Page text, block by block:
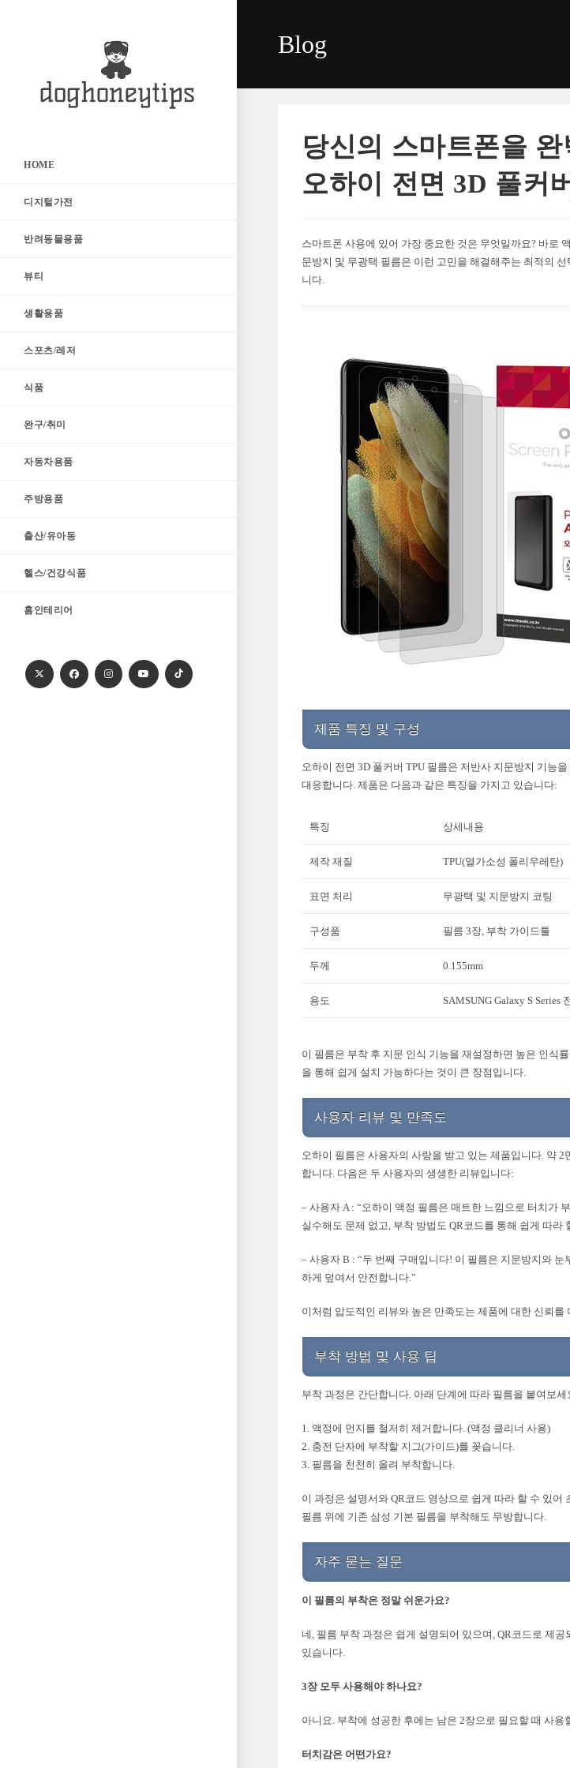
HOME
디지털가전
반려동물용품
뷰티
생활용품
스포츠/레저
식품
완구/취미
자동차용품
주방용품
출산/유아동
헬스/건강식품
홈인테리어
Blog
당신의 스마트폰을
오하이 전면 3D 풀커
스마트폰 사용에 있어 가장 중요한 것은 무엇일까요? 바로
문방지 및 무광택 필름은 이런 고민을 해결해주는 최적의
니다.
제품 특징 및 구성
오하이 전면 3D 풀커버 TPU 필름은 저반사 지문방지 기능
대응합니다. 제품은 다음과 같은 특징을 가지고 있습니다:
특징 상세내용
제작 재질 TPU(열가소성 폴리우레탄)
표면 처리 무광택 및 지문방지 코팅
구성품 필름 3장, 부착 가이드툴
두께 0.155mm
용도 SAMSUNG Galaxy S Series
이 필름은 부착 후 지문 인식 기능을 재설정하면 높은 인식
을 통해 쉽게 설치 가능하다는 것이 큰 장점입니다.
사용자 리뷰 및 만족도
오하이 필름은 사용자의 사랑을 받고 있는 제품입니다. 약
합니다. 다음은 두 사용자의 생생한 리뷰입니다:
– 사용자 A : “오하이 액정 필름은 매트한 느낌으로 터치가
실수해도 문제 없고, 부착 방법도 QR코드를 통해 쉽게 따라
– 사용자 B : “두 번째 구매입니다! 이 필름은 지문방지와
하게 덮여서 안전합니다.”
이처럼 압도적인 리뷰와 높은 만족도는 제품에 대한 신뢰를
부착 방법 및 사용 팁
부착 과정은 간단합니다. 아래 단계에 따라 필름을 붙여보세
1. 액정에 먼지를 철저히 제거합니다. (액정 클리너 사용)
2. 충전 단자에 부착할 지그(가이드)를 꽂습니다.
3. 필름을 천천히 올려 부착합니다.
이 과정은 설명서와 QR코드 영상으로 쉽게 따라 할 수 있
필름 위에 기존 삼성 기본 필름을 부착해도 무방합니다.
자주 묻는 질문
이 필름의 부착은 정말 쉬운가요?
네, 필름 부착 과정은 쉽게 설명되어 있으며, QR코드로 제
있습니다.
3장 모두 사용해야 하나요?
아니요. 부착에 성공한 후에는 남은 2장으로 필요할 때 사용
터치감은 어떤가요?